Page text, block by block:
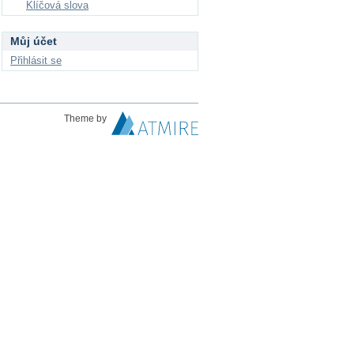
Klíčová slova
Můj účet
Přihlásit se
Theme by